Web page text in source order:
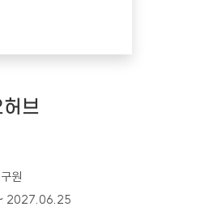
브
원
2027.06.25